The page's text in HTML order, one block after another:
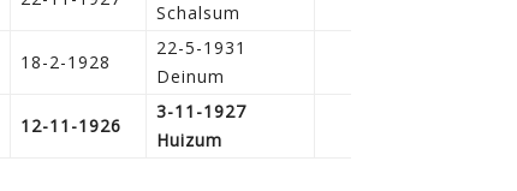
Schalsum
18-2-1928
22-5-1931
Deinum
12-11-1926
3-11-1927
Huizum